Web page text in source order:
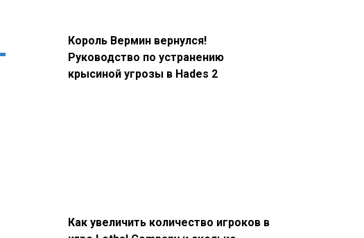
Король Вермин вернулся!
Руководство по устранению
крысиной угрозы в Hades 2
Как увеличить количество игроков в